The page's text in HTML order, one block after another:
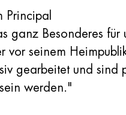
Principal
ganz Besonderes für
vor seinem
gearbeitet und sind
werden."